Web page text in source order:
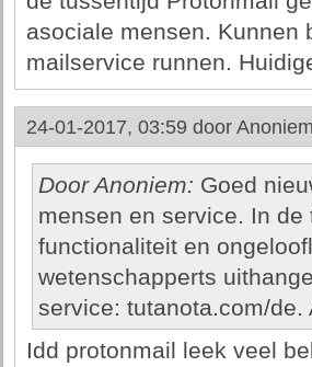
asociale mensen. Kunnen
mailservice runnen.
24-01-2017, 03:59 door Anoniem
Door Anoniem: Goed
mensen en service. In
functionaliteit en
wetenschapperts
service: tutanota.com/de.
Idd protonmail leek veel